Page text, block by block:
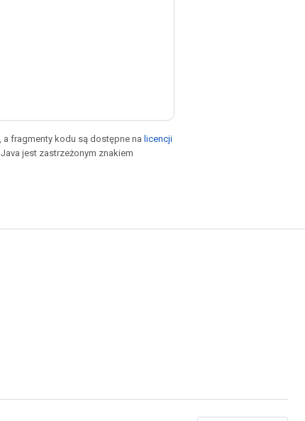
, a fragmenty kodu są dostępne na licencji
. Java jest zastrzeżonym znakiem